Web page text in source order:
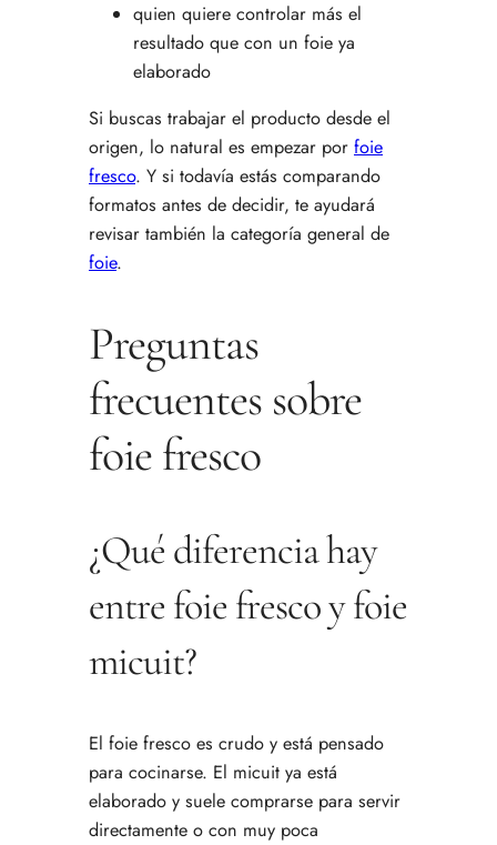
quien quiere controlar más el
resultado que con un foie ya
elaborado
Si buscas trabajar el producto desde el
origen, lo natural es empezar por foie
fresco. Y si todavía estás comparando
formatos antes de decidir, te ayudará
revisar también la categoría general de
foie.
Preguntas
frecuentes sobre
foie fresco
¿Qué diferencia hay
entre foie fresco y foie
micuit?
El foie fresco es crudo y está pensado
para cocinarse. El micuit ya está
elaborado y suele comprarse para servir
directamente o con muy poca